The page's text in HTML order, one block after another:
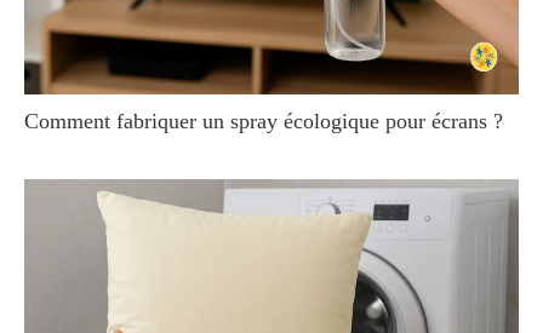
Comment fabriquer un spray écologique pour écrans ?